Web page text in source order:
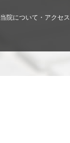
当院について・アクセス